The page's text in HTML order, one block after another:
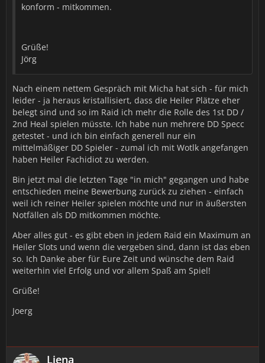
konform - mitkommen.
Grüße!
Jörg
Nach einem nettem Gespräch mit Micha hat sich - für mich
leider - ja heraus kristallisiert, dass die Heiler Plätze eher
belegt sind und so im Raid ich mehr die Rolle des 1st DD /
2nd Heal spielen müsste. Ich habe nun mehrere DD Specc
getestet - und ich bin einfach generell nur ein
mittelmäßiger DD Spieler - zumal ich mit Wotlk angefangen
haben Heiler Fachidiot zu werden.
Bin jetzt mal die letzten Tage "in mich" gegangen und habe
entschieden meine Bewerbung zurück zu ziehen - einfach
weil ich reiner Heiler spielen möchte und nur in äußersten
Notfällen als DD mitkommen möchte.
Aber alles gut - es gibt eben in jedem Raid ein Maximum an
Heiler Slots und wenn die vergeben sind, dann ist das eben
so. Ich Danke aber für Eure Zeit und wünsche dem Raid
weiterhin viel Erfolg und vor allem Spaß am Spiel!
Grüße!
Joerg
Liena